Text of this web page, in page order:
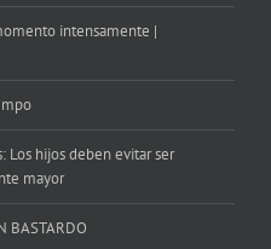
intensamente |
hijos deben evitar ser
mayor
BASTARDO